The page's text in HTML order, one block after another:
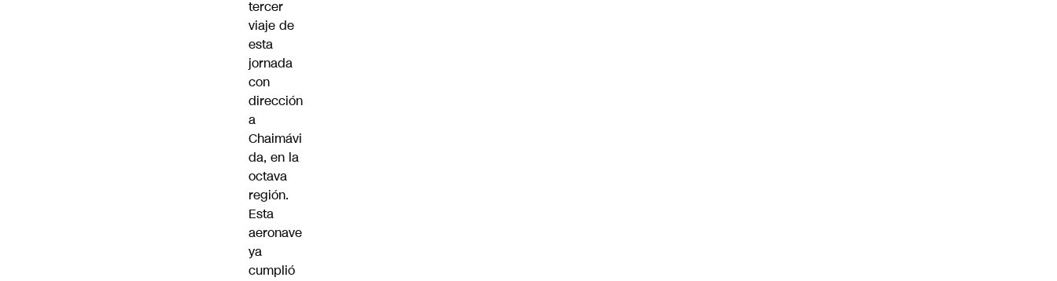
tercer
viaje de
esta
jornada
con
dirección
a
Chaimávi
da, en la
octava
región.
Esta
aeronave
ya
cumplió